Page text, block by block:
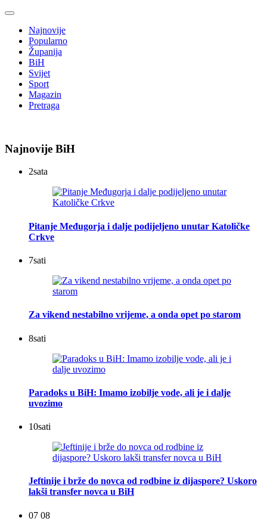
Najnovije
Popularno
Županija
BiH
Svijet
Sport
Magazin
Pretraga
Najnovije BiH
2sata
Pitanje Međugorja i dalje podijeljeno unutar Katoličke
Crkve
7sati
Za vikend nestabilno vrijeme, a onda opet po starom
8sati
Paradoks u BiH: Imamo izobilje vode, ali je i dalje
uvozimo
10sati
Jeftinije i brže do novca od rodbine iz dijaspore? Uskoro
lakši transfer novca u BiH
07 08